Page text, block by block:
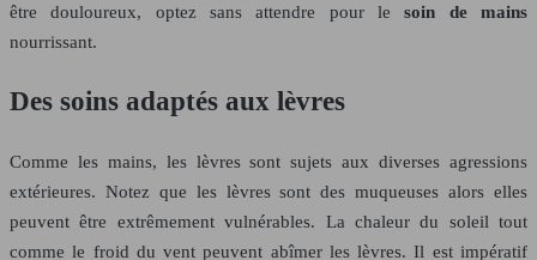
être douloureux, optez sans attendre pour lesoin de mains
nourrissant.
Des soins adaptés aux lèvres
Comme les mains, les lèvres sont sujets aux diverses agressions
extérieures. Notez que les lèvres sont des muqueuses alors elles
peuvent être extrêmement vulnérables. La chaleur du soleil tout
comme le froid du vent peuvent abîmer les lèvres. Il est impératif